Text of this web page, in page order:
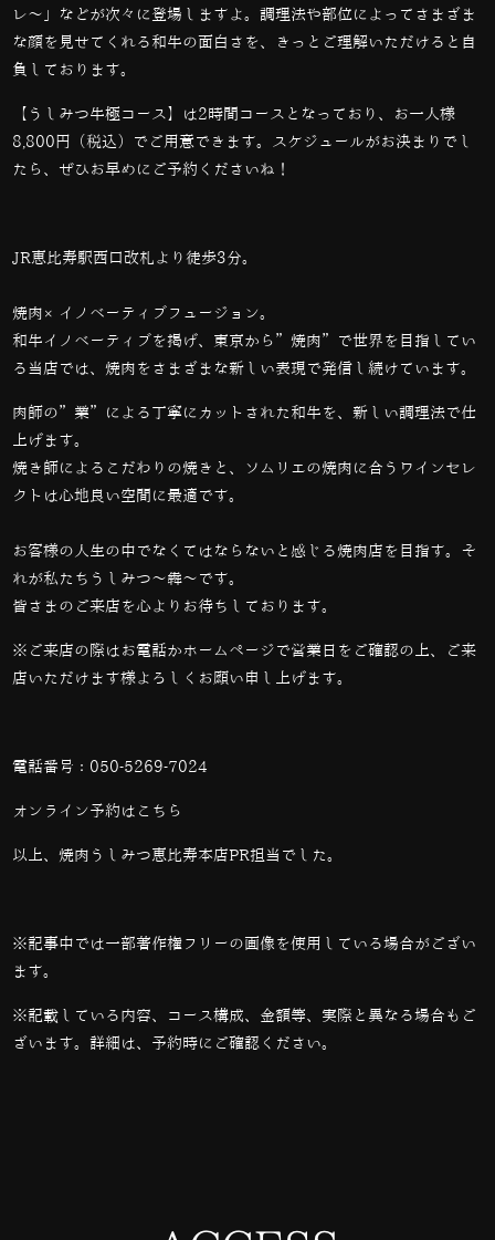
レ～」などが次々に登場しますよ。調理法や部位によってさまざま
な顔を見せてくれる和牛の面白さを、きっとご理解いただけると自
負しております。
【うしみつ牛極コース】は2時間コースとなっており、お一人様
8,800円（税込）でご用意できます。スケジュールがお決まりでし
たら、ぜひお早めにご予約くださいね！
JR恵比寿駅西口改札より徒歩3分。
焼肉×イノベーティブフュージョン。
和牛イノベーティブを掲げ、東京から”焼肉”で世界を目指してい
る当店では、焼肉をさまざまな新しい表現で発信し続けています。
肉師の”業”による丁寧にカットされた和牛を、新しい調理法で仕
上げます。
焼き師によるこだわりの焼きと、ソムリエの焼肉に合うワインセレ
クトは心地良い空間に最適です。
お客様の人生の中でなくてはならないと感じる焼肉店を目指す。そ
れが私たちうしみつ～犇～です。
皆さまのご来店を心よりお待ちしております。
※ご来店の際はお電話かホームページで営業日をご確認の上、ご来
店いただけます様よろしくお願い申し上げます。
電話番号： 050-5269-7024
オンライン予約は こちら
以上、焼肉うしみつ恵比寿本店PR担当でした。
※記事中では一部著作権フリーの画像を使用している場合がござい
ます。
※記載している内容、コース構成、金額等、実際と異なる場合もご
ざいます。詳細は、予約時にご確認ください。